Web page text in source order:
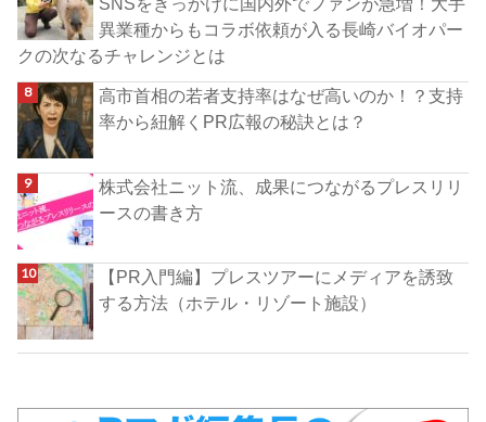
異業種からもコラボ依頼が入る長崎バイオパー
クの次なるチャレンジとは
高市首相の若者支持率はなぜ高いのか！？支持
率から紐解くPR広報の秘訣とは？
株式会社ニット流、成果につながるプレスリリ
ースの書き方
【PR入門編】プレスツアーにメディアを誘致
する方法（ホテル・リゾート施設）